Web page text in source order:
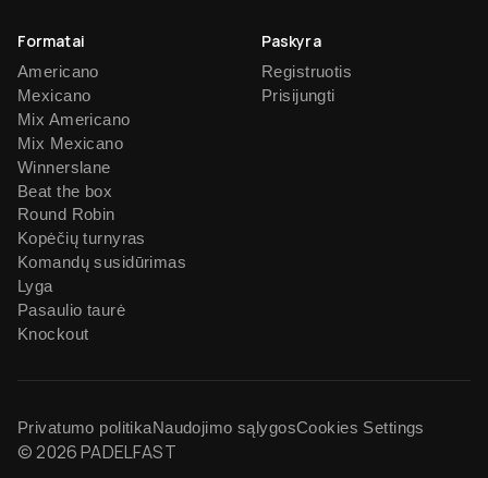
Formatai
Americano
Mexicano
Mix Americano
Mix Mexicano
Winnerslane
Beat the box
Round Robin
Kopėčių turnyras
Komandų susidūrimas
Lyga
Pasaulio taurė
Knockout
Paskyra
Registruotis
Prisijungti
© 2026 PADELFAST
Privatumo politikaNaudojimo sąlygosCookies Settings